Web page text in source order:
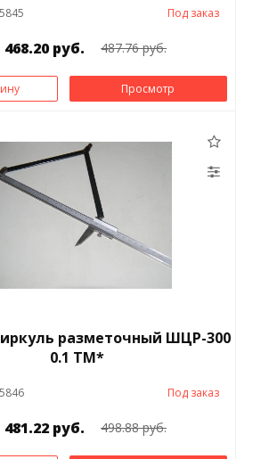
Под заказ
468.20 руб. 487.76 руб.
Просмотр
разметочный ШЦР-300
0.1 ТМ*
Под заказ
481.22 руб. 498.88 руб.